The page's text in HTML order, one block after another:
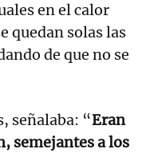
en el calor
quedan solas las
de que no se
señalaba: “Eran
semejantes a los